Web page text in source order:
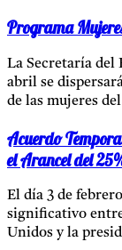
Programa
La Secretaría del
abril se
de las mujeres
Acuerdo
el Arancel del
El día 3 de
significativo
Unidos y la